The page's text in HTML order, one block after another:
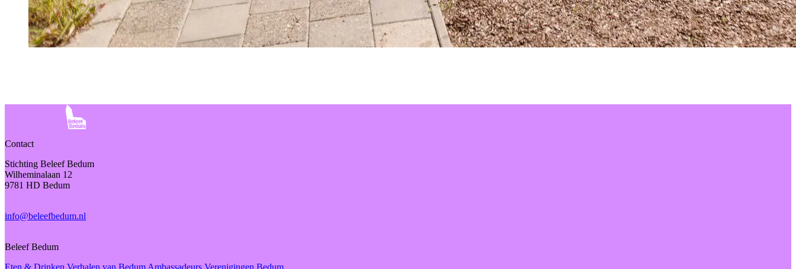
Contact
Stichting Beleef Bedum
Wilheminalaan 12
9781 HD Bedum
info@beleefbedum.nl
Beleef Bedum